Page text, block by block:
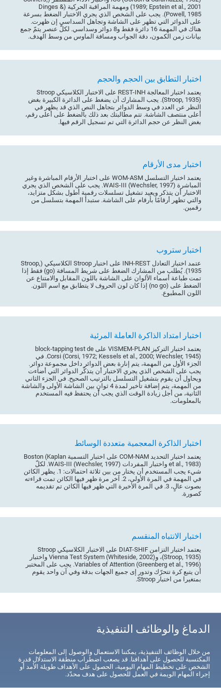
1989; Epstein et al., 2001) ومهمة المراقبة الحركية (Dinges &
Powell, 1985). يجب على الشخص الذي يجري الاختبار الضغط بسرعة
على الدوائر التي تظهر على الشاشة وتجاهل السداسي إن ظهرت.
هناك في المهمة 16 دائرة فقط و8 دوائر وسداسي. لكلّ عنصر يتمّ جمع
بيانات زمن الكمون، دقة الجواب ومسافة الماوس من وسط الهدف.
اختبار التطابق بين الحجم والحجم
يعتمد اختبار المعالجة REST-INH على الاختبار الكلاسيكي Stroop
(Stroop, 1935). يجب المشارك أن يضغط على الدائرة الكبيرة بغض
النظر عن العدد في وسط الدوائر بتجاهل النص الذي قد يظهر في
أعلى منتصف الشاشة. تتم مطالبتك بعد ذلك بالضغط على أعلى رقم،
بغض النظر عن حجم الدائرة التي تم تسجيل الرقم فيها.
اختبار مدى الأرقام
يعتمد اختبار التسلسل WOM-ASM على اختبار الأرقام المباشرة وغير
المباشرة WAIS-III (Wechsler, 1997). يجب على الشخص الذي يجري
الاختبار أن يتذكر ويعيد تشغيل تسلسلات رقمية أطول بشكل متزايد،
والتي تظهر أرقامًا بأرقام على الشاشة. ستبدأ المهمة بتسلسل من
رقمين.
اختبار ستروب
عتمد اختبار التعادل INH-REST على اختبار Stroop الكلاسيكي (Stroop,
1935). يُطلب من المشارك الضغط على شريط المسافة (go) فقط إذا
تمت طباعة أسماء الألوان على الشاشة باللون المقابل والامتناع عن
الضغط على (no go) إذا كان لون الحروف لا يتطابق مع اسم اللون.
اللون المطبوع.
اختبار امتداد الذاكرة العاملة المرئية
يعتمد اختبار التركيز VISMEM-PLAN على block-tapping test de
Corsi (Corsi, 1972; Kessels et al., 2000; Wechsler, 1945). في
الجزء الأول من المهمة، يتم إنارة بعض الدوائر داخل مجموعة دوائر.
يجب على الشخص الذي يجري الاختبار أن يتذكّر الدوائر التي أضاءت
ويحاول أن يقوم بتشغيل التسلسل بالترتيب الصحيح. في الجزء الثاني
من المهمة، يتم إضافة تأخير لمدة 4 ثوانٍ بين الشاشة الأولى والشاشة
الثانية، من أجل زيادة الوقت الذي يجب أن يحتفظ فيه المستخدم
بالمعلومات.
اختبار الذاكرة المعجمية متعددة الوسائط
يعتمد اختبار التحديد COM-NAM على اختبار التسمية Boston (Kaplan
et al., 1983) واختبار المفردات WAIS-III (Wechsler, 1997). لكلّ
شيء يجب المستخدم أن يختار من بين ثلاثة احتمالات: 1. يظهر الكائن
في المهمة في المرة الأولى، 2. آخر مرة ظهر فيها الكائن تمت قراءته
بصوت عالٍ، 3. في المرة الأخيرة التي ظهر فيها الكائن تم تقديمه
كصورة.
اختبار الانتباه المنقسم
يعتمد اختبار التزامن DIAT-SHIF على الاختبار الكلاسيكي Stroop
(Stroop, 1935)، وVienna Test System (Whiteside, 2002) واختبار
Variables of Attention (Greenberg et al., 1996). يجب على المختبر
أن يتبع كرة تتحرّك وتدور إى جميع الجهات بدقة وفي آن واحد يقوم
بمتغيرا من اختبار Stroop.
الدماغ والوظائف التنفيذية
من خلال الوظائف التنفيذية، يمكننا الاستعمال والوصول إلى المعلومات
المكتسبة للحصول على أهدافنا. قد يصعب اضطراب منطقة الاستدلال قدرة
الشخص على تخطيط المهام اليومية، الحصول على الأهداف طويلة الأمد أو
إجراء المهام الويمة في العمل للحصول على هدف محدّد.